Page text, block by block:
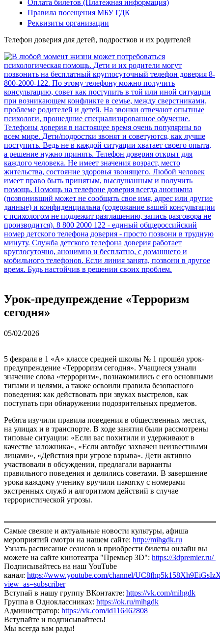
Оплата билетов (Платежная информация)
Правила посещения МБУ ГДК
Реквизиты организации
Телефон доверия для детей, подростков и их родителей
Урок-предупреждение «Терроризм
сегодня»
05/02/2026
5 февраля в 1 «А» классе средней школы № 1 прошёл урок-
предупреждение «Терроризм сегодня». Учащиеся узнали
значение слова «терроризм», познакомились с его основными
типами и целями, а также освоили правила безопасного
поведения: как действовать при звуках выстрелов, как
поступать при обнаружении подозрительных предметов.
Ребята изучили правила поведения в общественных местах,
на улицах и в транспорте. В ходе занятия были рассмотрены
типовые ситуации: «Если вас похитили и удерживают в
качестве заложника», «Если автобус захвачен неизвестными
лицами», «Действия при угрозе взрыва». Дети активно
участвовали в обсуждении, предлагали варианты
правильного поведения и делились советами. В завершение
урока каждому ученику вручили памятку с номерами
экстренных служб и алгоритмом действий в случае
террористической угрозы.
Самые свежие и актуальные новости культуры, афиша
мероприятий смотри на нашем сайте: http://mihgdk.ru
Узнать расписание сеансов и приобрести билеты онлайн вы
можете на сайте кинотеатра "Премьер 3D": https://3dpremier.ru/
Подписывайтесь на наш YouTube
канал: https://www.youtube.com/channel/
view_as=subscriber
Вступай в нашу группу ВКонтакте: https://vk.com/mihgdk
Группа в Одноклассниках: https://ok.ru/mihgdk
Администратор: https://vk.com/id116462808
Вступайте и подписывайтесь!
Мы всегда вам рады!